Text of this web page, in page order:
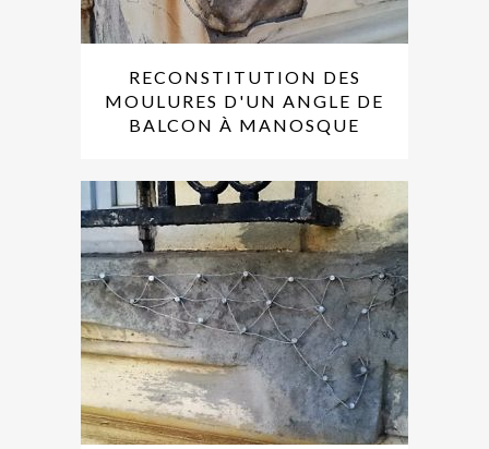
RECONSTITUTION DES
MOULURES D'UN ANGLE DE
BALCON À MANOSQUE